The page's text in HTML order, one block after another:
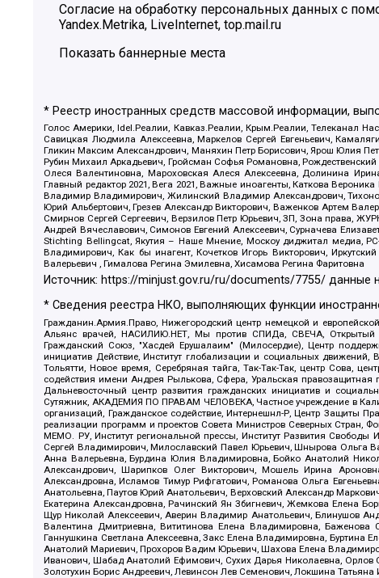
Согласие на обработку персональных данных с
Yandex.Metrika, LiveInternet, top.mail.ru
Показать баннерные места
* Реестр иностранных средств массовой информации,
Голос Америки, Idel.Реалии, Кавказ.Реалии, Крым.Реалии, Телеканал
Савицкая Людмила Алексеевна, Маркелов Сергей Евгеньевич,
Гликин Максим Александрович, Маняхин Петр Борисович, Ярош Юлия
Рубин Михаил Аркадьевич, Гройсман Софья Романовна,
Олеся Валентиновна, Мароховская Алеся Алексеевна, Долинина
Главный редактор 2021, Вега 2021, Важные иноагенты, Каткова
Владимир Владимирович, Жилинский Владимир Александрович,
Юрий Альбертович, Грезев Александр Викторович, Важенков Артем
Смирнов Сергей Сергеевич, Верзилов Петр Юрьевич, ЗП, Зона права,
Андрей Вячеславович, Симонов Евгений Алексеевич, Сурначева
Stichting Bellingcat, Якутия – Наше Мнение, Москоу диджитал медиа,
Владимирович, Как бы инагент, Кочетков Игорь Викторович,
Валерьевич , Гималова Регина Эмилевна, Хисамова Регина Фаритовна
Источник: https://minjust.gov.ru/ru/documents/7755/ данные
* Сведения реестра НКО, выполняющих функции
Гражданин.Армия.Право, Нижегородский центр немецкой и
Альянс врачей, НАСИЛИЮ.НЕТ, Мы против СПИДа, СВЕЧА, Открытый
Гражданский Союз, "Хасдей Ерушалаим" (Милосердие), Центр
инициатив Действие, Институт глобализации и социальных
Тольятти, Новое время, Серебряная тайга, Так-Так-Так, центр Сова,
содействия имени Андрея Рылькова, Сфера, Уральская правозащитная
Дальневосточный центр развития гражданских инициатив и
Сутяжник, АКАДЕМИЯ ПО ПРАВАМ ЧЕЛОВЕКА, Частное учреждение в
организаций, Гражданское содействие, Интернешнл-Р, Центр Защиты
реализации программ и проектов Совета Министров Северных Стран,
МЕМО. РУ, Институт региональной прессы, Институт Развития
Сергей Владимирович, Милославский Павел Юрьевич, Шнырова Ольга
Анна Валерьевна, Бурдина Юлия Владимировна, Бойко Анатолий
Александрович, Шарипков Олег Викторович, Мошель Ирина
Александровна, Исламов Тимур Рифгатович, Романова Ольга
Анатольевна, Паутов Юрий Анатольевич, Верховский Александр
Екатерина Александровна, Рачинский Ян Збигневич, Жемкова Елена
Щур Николай Алексеевич, Аверин Владимир Анатольевич, Блинушов
Валентина Дмитриевна, Вититинова Елена Владимировна, Баженова
Ганнушкина Светлана Алексеевна, Закс Елена Владимировна, Буртина
Анатолий Мариевич, Прохоров Вадим Юрьевич, Шахова Елена
Иванович, Шабад Анатолий Ефимович, Сухих Дарья Николаевна, Орлов
Золотухин Борис Андреевич, Левинсон Лев Семенович, Локшина